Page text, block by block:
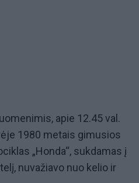
apie 12.45 val.
1980 metais gimusios
„Honda“, sukdamas į
nuvažiavo nuo kelio ir